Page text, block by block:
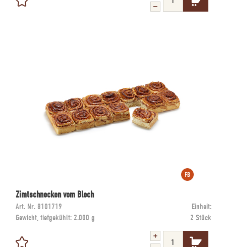
Zimtschnecken vom Blech
Art. Nr. 8101719
Einheit:
Gewicht, tiefgekühlt: 2.000 g 2 Stück